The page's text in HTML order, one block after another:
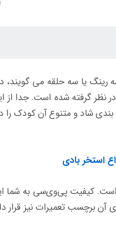
استاندارد آن در نظر گرفته
است. رنگ بندی شاد و متنوع
استخر بادی
کیفیت پی‌وی‌سی به شما این
آن برچسب تعمیرات نیز